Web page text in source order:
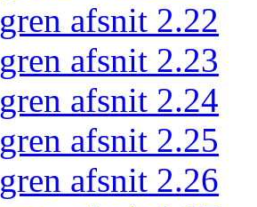
afsnit 2.22
afsnit 2.23
afsnit 2.24
afsnit 2.25
afsnit 2.26